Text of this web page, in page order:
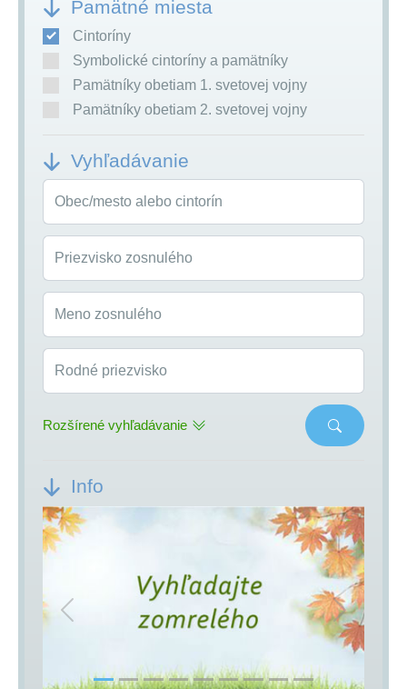
Pamätné miesta
Cintoríny
Symbolické cintoríny a pamätníky
Pamätníky obetiam 1. svetovej vojny
Pamätníky obetiam 2. svetovej vojny
Vyhľadávanie
Obec/mesto alebo cintorín
Priezvisko zosnulého
Meno zosnulého
Rodné priezvisko
Rozšírené vyhľadávanie
Info
Previous Next